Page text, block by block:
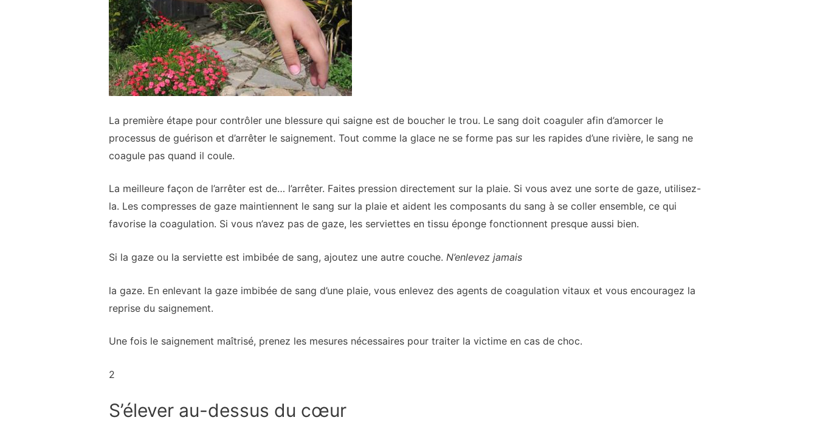
La première étape pour contrôler une blessure qui saigne est de boucher le trou. Le sang doit coaguler afin d’amorcer le
processus de guérison et d’arrêter le saignement. Tout comme la glace ne se forme pas sur les rapides d’une rivière, le sang ne
coagule pas quand il coule.
La meilleure façon de l’arrêter est de… l’arrêter. Faites pression directement sur la plaie. Si vous avez une sorte de gaze, utilisez-
la. Les compresses de gaze maintiennent le sang sur la plaie et aident les composants du sang à se coller ensemble, ce qui
favorise la coagulation. Si vous n’avez pas de gaze, les serviettes en tissu éponge fonctionnent presque aussi bien.
Si la gaze ou la serviette est imbibée de sang, ajoutez une autre couche. N’enlevez jamais
la gaze. En enlevant la gaze imbibée de sang d’une plaie, vous enlevez des agents de coagulation vitaux et vous encouragez la
reprise du saignement.
Une fois le saignement maîtrisé, prenez les mesures nécessaires pour traiter la victime en cas de choc.
2
S’élever au-dessus du cœur